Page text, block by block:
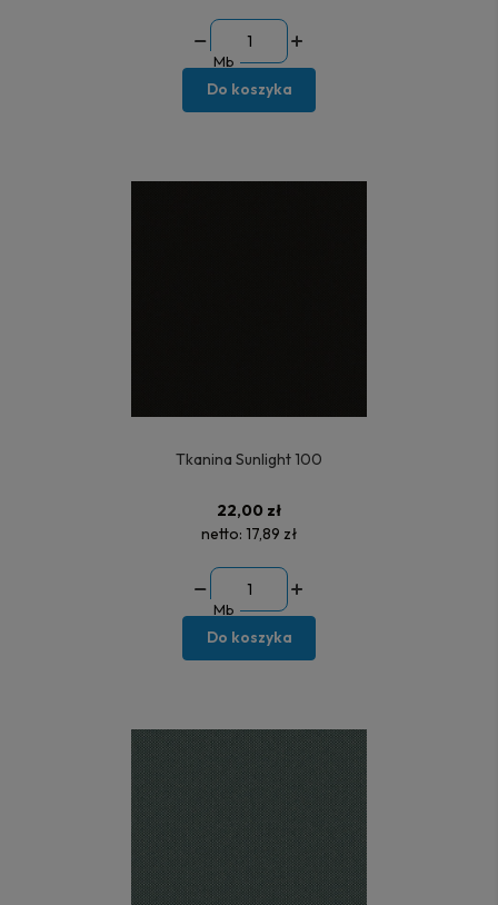
Mb
Do koszyka
Tkanina Sunlight 100
22,00 zł
netto: 17,89 zł
Mb
Do koszyka